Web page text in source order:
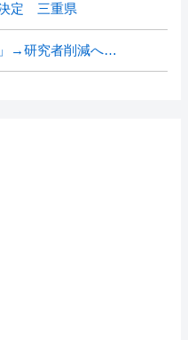
決定 三重県
→研究者削減へ…